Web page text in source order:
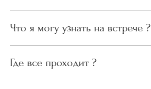
Что я могу узнать на встрече ?
Где все проходит ?